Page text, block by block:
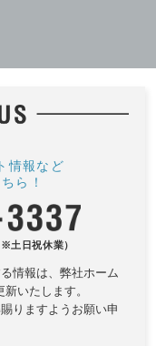
情報など
ら！
土日祝休業）
情報は、 弊社ホーム
いたします。
りますようお願い申